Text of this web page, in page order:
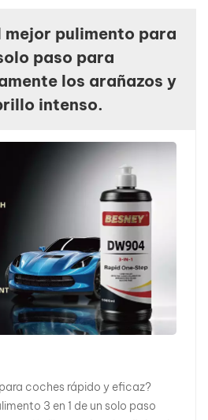
日本語
한국어
بالعربية
mejor pulimento para
paso para
los arañazos y
intenso.
coches rápido y eficaz?
3 en 1 de un solo paso